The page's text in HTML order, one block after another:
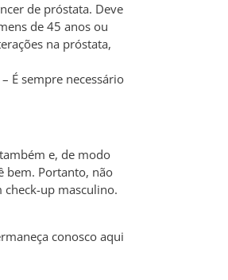
de próstata. Deve
de 45 anos ou
na próstata,
É sempre necessário
e, de modo
bem. Portanto, não
check-up masculino.
conosco aqui